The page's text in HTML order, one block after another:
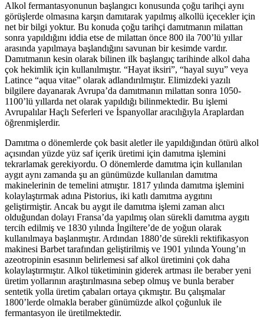
Alkol fermantasyonunun başlangıcı konusunda çoğu tarihçi aynı
görüşlerde olmasına karşın damıtarak yapılmış alkollü içecekler için
net bir bilgi yoktur. Bu konuda çoğu tarihçi damıtmanın milattan
sonra yapıldığını iddia etse de milattan önce 800 ila 700’lü yıllar
arasında yapılmaya başlandığını savunan bir kesimde vardır.
Damıtmanın kesin olarak bilinen ilk başlangıç tarihinde alkol daha
çok hekimlik için kullanılmıştır. “Hayat iksiri”, “hayal suyu” veya
Latince “aqua vitae” olarak adlandırılmıştır. Elimizdeki yazılı
bilgilere dayanarak Avrupa’da damıtmanın milattan sonra 1050-
1100’lü yıllarda net olarak yapıldığı bilinmektedir. Bu işlemi
Avrupalılar Haçlı Seferleri ve İspanyollar aracılığıyla Araplardan
öğrenmişlerdir.
Damıtma o dönemlerde çok basit aletler ile yapıldığından ötürü alkol
açısından yüzde yüz saf içerik üretimi için damıtma işlemini
tekrarlamak gerekiyordu. O dönemlerde damıtma için kullanılan
aygıt aynı zamanda şu an günümüzde kullanılan damıtma
makinelerinin de temelini atmıştır. 1817 yılında damıtma işlemini
kolaylaştırmak adına Pistorius, iki katlı damıtma aygıtını
geliştirmiştir. Ancak bu aygıt ile damıtma işlemi zaman alıcı
olduğundan dolayı Fransa’da yapılmış olan sürekli damıtma aygıtı
tercih edilmiş ve 1830 yılında İngiltere’de de yoğun olarak
kullanılmaya başlanmıştır. Ardından 1880’de sürekli rektifikasyon
makinesi Barbet tarafından geliştirilmiş ve 1901 yılında Young’ın
azeotropinin esasının belirlemesi saf alkol üretimini çok daha
kolaylaştırmıştır. Alkol tüketiminin giderek artması ile beraber yeni
üretim yollarının araştırılmasına sebep olmuş ve bunla beraber
sentetik yolla üretim çabaları ortaya çıkmıştır. Bu çalışmalar
1800’lerde olmakla beraber günümüzde alkol çoğunluk ile
fermantasyon ile üretilmektedir.